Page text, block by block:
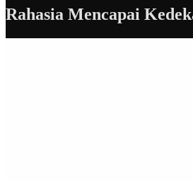
Rahasia Mencapai